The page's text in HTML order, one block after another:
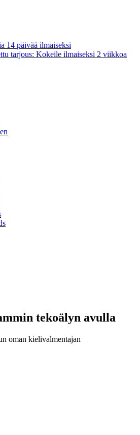
14 päivää ilmaiseksi
tarjous: Kokeile ilmaiseksi 2 viikkoa
tekoälyn avulla
oman kielivalmentajan